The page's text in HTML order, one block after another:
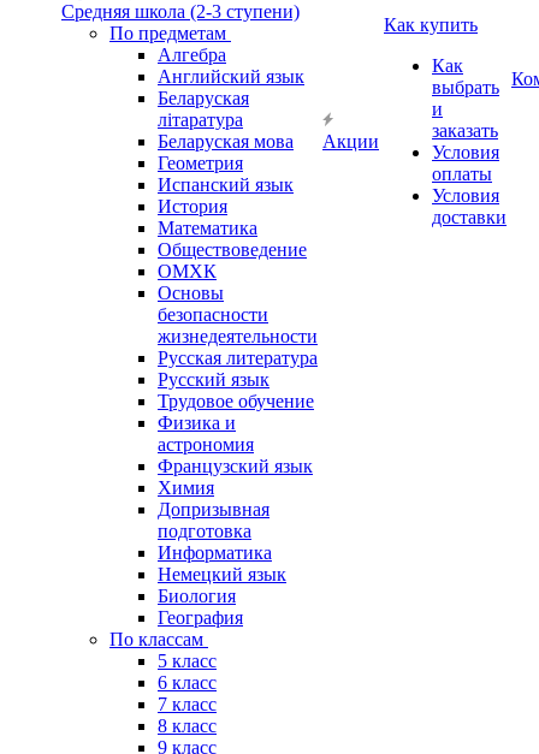
Средняя школа (2-3 ступени)
По предметам
Алгебра
Английский язык
Беларуская
літаратура
Беларуская мова
Геометрия
Испанский язык
История
Математика
Обществоведение
ОМХК
Основы
безопасности
жизнедеятельности
Русская литература
Русский язык
Трудовое обучение
Физика и
астрономия
Французский язык
Химия
Допризывная
подготовка
Информатика
Немецкий язык
Биология
География
По классам
5 класс
6 класс
7 класс
8 класс
9 класс
Акции
Как купить
Как
выбрать
и
заказать
Условия
оплаты
Условия
доставки